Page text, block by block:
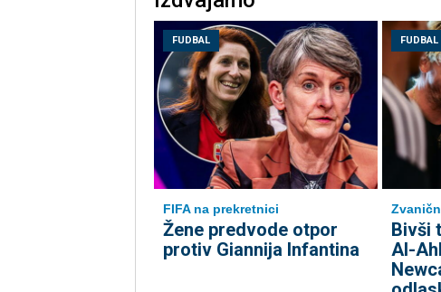
FUDBAL
FIFA na prekretnici
Žene predvode otpor
protiv Giannija Infantina
FUDBAL
Bivši
Al-